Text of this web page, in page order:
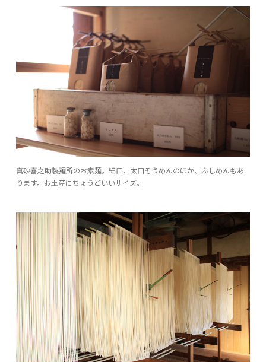
真砂喜之助製麺所のお素麺。細口、太口そうめんのほか、ふしめんもあ
ります。お土産にちょうどいいサイズ。